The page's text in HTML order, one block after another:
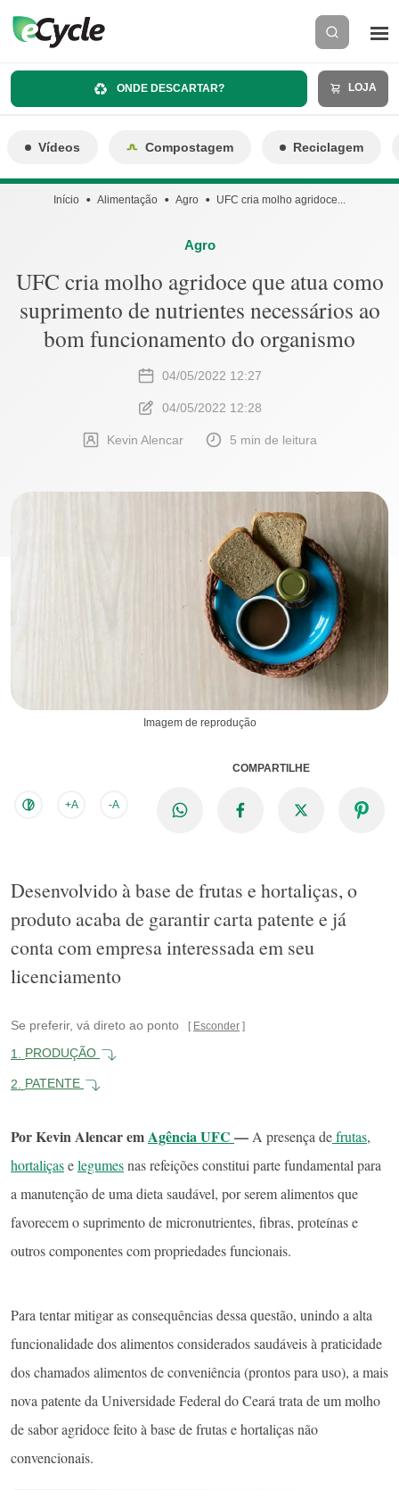
ONDE DESCARTAR? LOJA
Vídeos Compostagem Reciclagem
Início Alimentação Agro UFC cria molho agridoce...
Agro
UFC cria molho agridoce que atua como
suprimento de nutrientes necessários ao
bom funcionamento do organismo
04/05/2022 12:27
04/05/2022 12:28
Kevin Alencar 5 min de leitura
Imagem de reprodução
+A -A
COMPARTILHE
Desenvolvido à base de frutas e hortaliças, o
produto acaba de garantir carta patente e já
conta com empresa interessada em seu
licenciamento
Se preferir, vá direto ao ponto Esconder
1. PRODUÇÃO
2. PATENTE
Por Kevin Alencar em Agência UFC — A presença defrutas,
hortaliçaselegumesnas refeições constitui parte fundamental para
a manutenção de uma dieta saudável, por serem alimentos que
favorecem o suprimento de micronutrientes, fibras, proteínas e
outros componentes com propriedades funcionais.
Para tentar mitigar as consequências dessa questão, unindo a alta
funcionalidade dos alimentos considerados saudáveis à praticidade
dos chamados alimentos de conveniência (prontos para uso), a mais
nova patente da Universidade Federal do Ceará trata de um molho
de sabor agridoce feito à base de frutas e hortaliças não
convencionais.